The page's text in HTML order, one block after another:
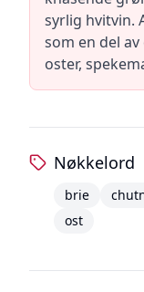
syrlig hvitvin.
som en del
oster,
Nøkkelord
brie
ost